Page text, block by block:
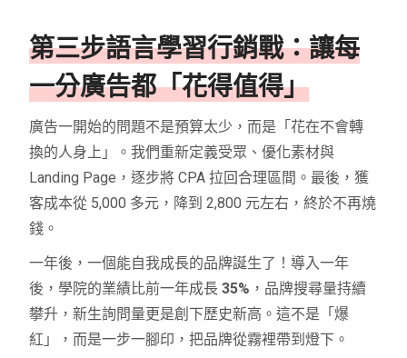
第三步語言學習行銷戰：讓每
一分廣告都「花得值得」
廣告一開始的問題不是預算太少，而是「花在不會轉
換的人身上」。我們重新定義受眾、優化素材與
Landing Page，逐步將 CPA 拉回合理區間。最後，獲
客成本從 5,000 多元，降到 2,800 元左右，終於不再燒
錢。
一年後，一個能自我成長的品牌誕生了！導入一年
後，學院的業績比前一年成長35% ，品牌搜尋量持續
攀升，新生詢問量更是創下歷史新高。這不是「爆
紅」，而是一步一腳印，把品牌從霧裡帶到燈下。